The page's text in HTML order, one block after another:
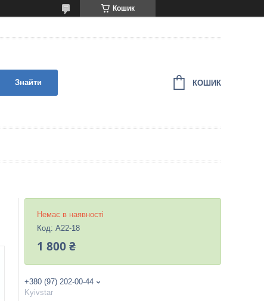
Кошик
Знайти КОШИК
Немає в наявності
Код: A22-18
1 800 ₴
+380 (97) 202-00-44
Kyivstar